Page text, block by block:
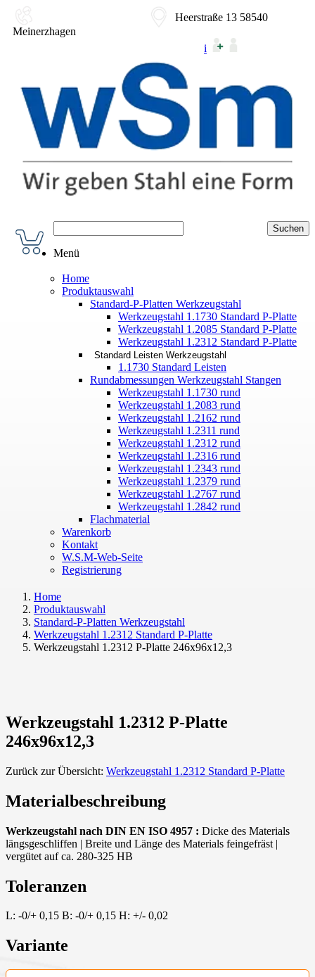
Heerstraße 13 58540
Meinerzhagen
i
Menü
Home
Produktauswahl
Standard-P-Platten Werkzeugstahl
Werkzeugstahl 1.1730 Standard P-Platte
Werkzeugstahl 1.2085 Standard P-Platte
Werkzeugstahl 1.2312 Standard P-Platte
Standard Leisten Werkzeugstahl
1.1730 Standard Leisten
Rundabmessungen Werkzeugstahl Stangen
Werkzeugstahl 1.1730 rund
Werkzeugstahl 1.2083 rund
Werkzeugstahl 1.2162 rund
Werkzeugstahl 1.2311 rund
Werkzeugstahl 1.2312 rund
Werkzeugstahl 1.2316 rund
Werkzeugstahl 1.2343 rund
Werkzeugstahl 1.2379 rund
Werkzeugstahl 1.2767 rund
Werkzeugstahl 1.2842 rund
Flachmaterial
Warenkorb
Kontakt
W.S.M-Web-Seite
Registrierung
Home
Produktauswahl
Standard-P-Platten Werkzeugstahl
Werkzeugstahl 1.2312 Standard P-Platte
Werkzeugstahl 1.2312 P-Platte 246x96x12,3
Werkzeugstahl 1.2312 P-Platte
246x96x12,3
Zurück zur Übersicht: Werkzeugstahl 1.2312 Standard P-Platte
Materialbeschreibung
Werkzeugstahl nach DIN EN ISO 4957 : Dicke des Materials
längsgeschliffen | Breite und Länge des Materials feingefräst |
vergütet auf ca. 280-325 HB
Toleranzen
L: -0/+ 0,15 B: -0/+ 0,15 H: +/- 0,02
Variante